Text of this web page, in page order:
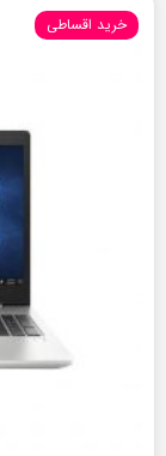
خرید اقساطی